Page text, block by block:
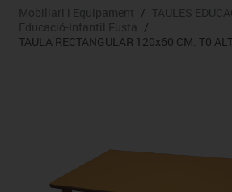
Mobiliari i Equipament / TAULES
Educació-Infantil Fusta /
TAULA RECTANGULAR 120x60 CM. T0